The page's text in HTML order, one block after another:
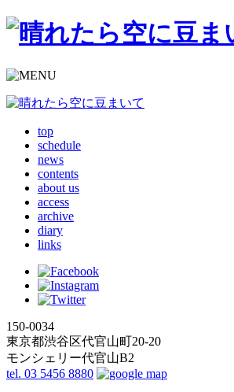
top
schedule
news
contents
about us
access
archive
diary
links
150-0034
東京都渋谷区代官山町20-20
モンシェリー代官山B2
tel. 03 5456 8880